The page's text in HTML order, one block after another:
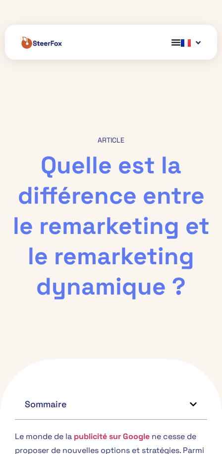
ARTICLE
Quelle est la
différence entre
le remarketing et
le remarketing
dynamique ?
Sommaire
Le monde de la publicité sur Google ne cesse de
proposer de nouvelles options et stratégies. Parmi